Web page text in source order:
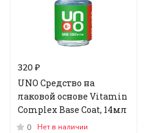
320 ₽
UNO Средство на
лаковой основе Vitamin
Complex Base Coat, 14мл
0
Нет в наличии